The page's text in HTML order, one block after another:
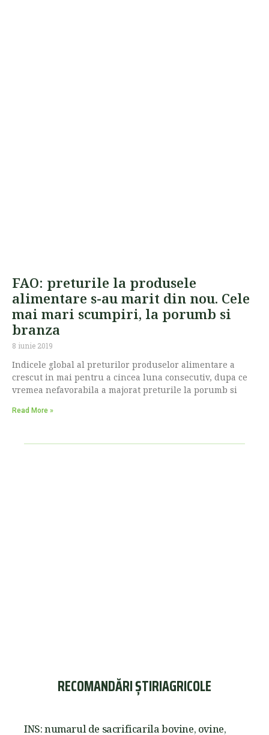
FAO: preturile la produsele
alimentare s-au marit din nou. Cele
mai mari scumpiri, la porumb si
branza
8 iunie 2019
Indicele global al preturilor produselor alimentare a
crescut in mai pentru a cincea luna consecutiv, dupa ce
vremea nefavorabila a majorat preturile la porumb si
Read More »
RECOMANDĂRI ȘTIRIAGRICOLE
INS: numarul de sacrificarila bovine, ovine,